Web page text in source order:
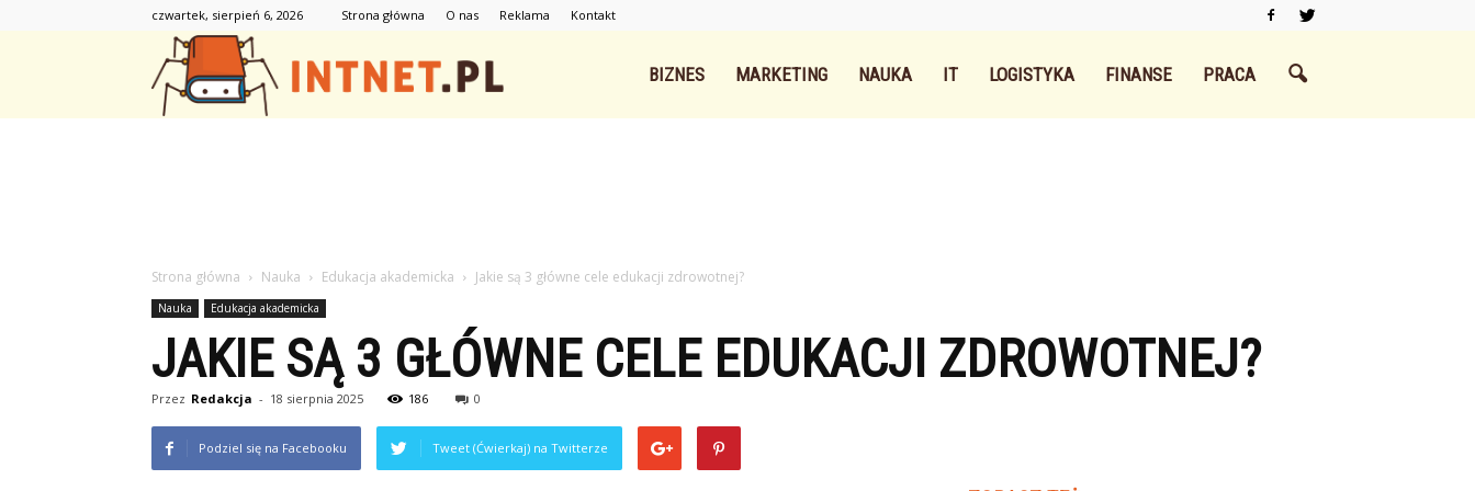
czwartek, sierpień 6, 2026 Strona główna O nas Reklama Kontakt
BIZNES MARKETING NAUKA IT LOGISTYKA FINANSE PRACA
Strona główna Nauka Edukacja akademicka Jakie są 3 główne cele edukacji zdrowotnej?
Nauka Edukacja akademicka
JAKIE SĄ 3 GŁÓWNE CELE EDUKACJI ZDROWOTNEJ?
Przez Redakcja - 18 sierpnia 2025 186 0
Podziel się na Facebooku Tweet (Ćwierkaj) na Twitterze